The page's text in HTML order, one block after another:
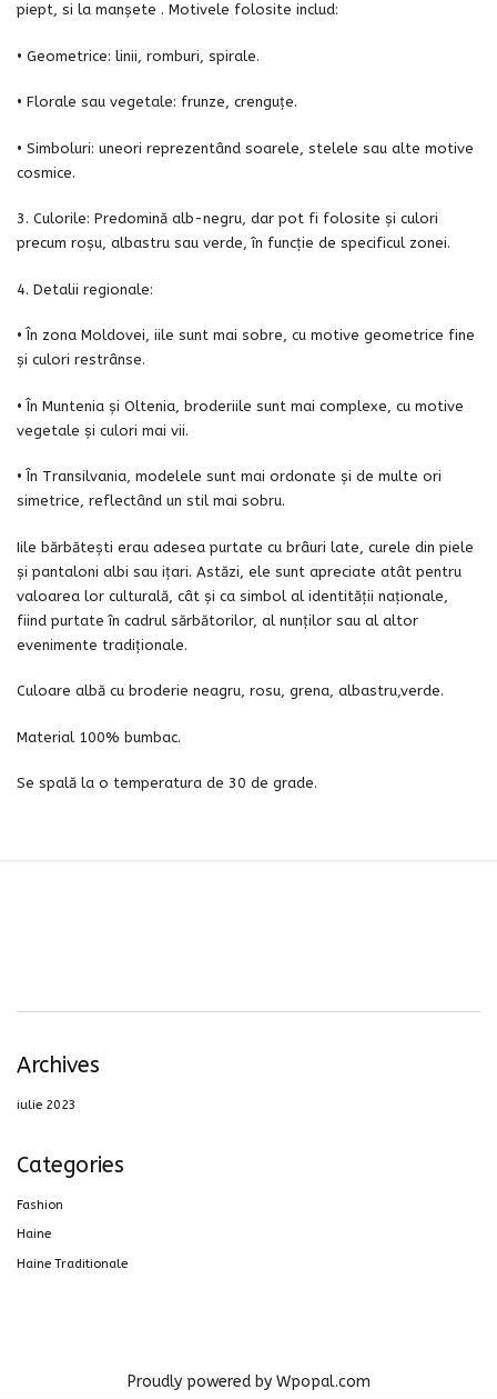
piept, si la manșete . Motivele folosite includ:
• Geometrice: linii, romburi, spirale.
• Florale sau vegetale: frunze, crenguțe.
• Simboluri: uneori reprezentând soarele, stelele sau alte motive
cosmice.
3. Culorile: Predomină alb-negru, dar pot fi folosite și culori
precum roșu, albastru sau verde, în funcție de specificul zonei.
4. Detalii regionale:
• În zona Moldovei, iile sunt mai sobre, cu motive geometrice fine
și culori restrânse.
• În Muntenia și Oltenia, broderiile sunt mai complexe, cu motive
vegetale și culori mai vii.
• În Transilvania, modelele sunt mai ordonate și de multe ori
simetrice, reflectând un stil mai sobru.
Iile bărbătești erau adesea purtate cu brâuri late, curele din piele
și pantaloni albi sau ițari. Astăzi, ele sunt apreciate atât pentru
valoarea lor culturală, cât și ca simbol al identității naționale,
fiind purtate în cadrul sărbătorilor, al nunților sau al altor
evenimente tradiționale.
Culoare albă cu broderie neagru, rosu, grena, albastru,verde.
Material 100% bumbac.
Se spală la o temperatura de 30 de grade.
Archives
iulie 2023
Categories
Fashion
Haine
Haine Traditionale
Proudly powered by Wpopal.com